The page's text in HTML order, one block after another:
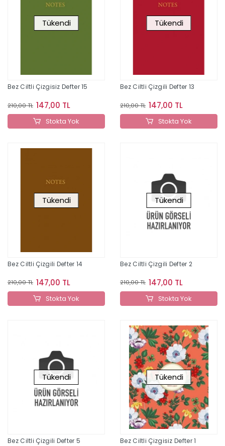
Tükendi
Bez Ciltli Çizgisiz Defter 15
210,00 TL 147,00 TL
Stokta Yok
Tükendi
Bez Ciltli Çizgili Defter 13
210,00 TL 147,00 TL
Stokta Yok
Tükendi
Bez Ciltli Çizgili Defter 14
210,00 TL 147,00 TL
Stokta Yok
Tükendi
Bez Ciltli Çizgili Defter 2
210,00 TL 147,00 TL
Stokta Yok
Tükendi
Bez Ciltli Çizgili Defter 5
Tükendi
Bez Ciltli Çizgisiz Defter 1